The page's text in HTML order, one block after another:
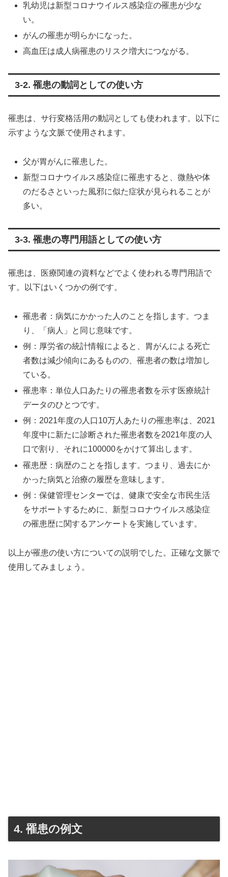
乳幼児は新型コロナウイルス感染症の罹患が少な
い。
がんの罹患が明らかになった。
高血圧は成人病罹患のリスク増大につながる。
3-2. 罹患の動詞としての使い方
罹患は、サ行変格活用の動詞としても使われます。以下に
示すような文脈で使用されます。
父が胃がんに罹患した。
新型コロナウイルス感染症に罹患すると、微熱や体
のだるさといった風邪に似た症状が見られることが
多い。
3-3. 罹患の専門用語としての使い方
罹患は、医療関連の資料などでよく使われる専門用語で
す。以下はいくつかの例です。
罹患者：病気にかかった人のことを指します。つま
り、「病人」と同じ意味です。
例：厚労省の統計情報によると、胃がんによる死亡
者数は減少傾向にあるものの、罹患者の数は増加し
ている。
罹患率：単位人口あたりの罹患者数を示す医療統計
データのひとつです。
例：2021年度の人口10万人あたりの罹患率は、2021
年度中に新たに診断された罹患者数を2021年度の人
口で割り、それに100000をかけて算出します。
罹患歴：病歴のことを指します。つまり、過去にか
かった病気と治療の履歴を意味します。
例：保健管理センターでは、健康で安全な市民生活
をサポートするために、新型コロナウイルス感染症
の罹患歴に関するアンケートを実施しています。
以上が罹患の使い方についての説明でした。正確な文脈で
使用してみましょう。
4. 罹患の例文